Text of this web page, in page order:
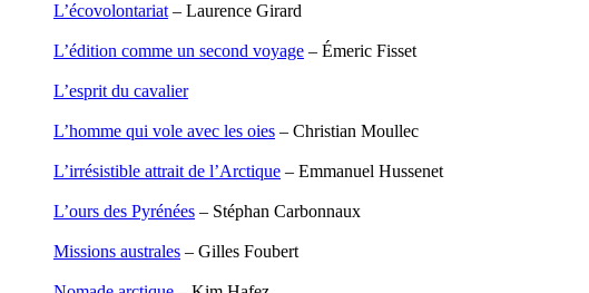
Laheurte Marielle
Lanni Dominique
Lantz François
Le Maître Anne
Leblay Julien
Lefèvre David
Lemire Olivier
L’écovolontariat – Laurence Girard
L’édition comme un second voyage – Émeric Fisset
L’esprit du cavalier
L’homme qui vole avec les oies – Christian Moullec
L’irrésistible attrait de l’Arctique – Emmanuel Hussenet
L’ours des Pyrénées – Stéphan Carbonnaux
Missions australes – Gilles Foubert